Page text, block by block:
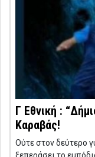
Γ Εθνική :
Καραβάς!
Ούτε στον δεύτερο